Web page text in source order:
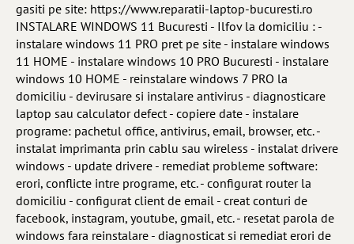
gasiti pe site: https://www.reparatii-laptop-bucuresti.ro
INSTALARE WINDOWS 11 Bucuresti - Ilfov la domiciliu : -
instalare windows 11 PRO pret pe site - instalare windows
11 HOME - instalare windows 10 PRO Bucuresti - instalare
windows 10 HOME - reinstalare windows 7 PRO la
domiciliu - devirusare si instalare antivirus - diagnosticare
laptop sau calculator defect - copiere date - instalare
programe: pachetul office, antivirus, email, browser, etc. -
instalat imprimanta prin cablu sau wireless - instalat drivere
windows - update drivere - remediat probleme software:
erori, conflicte intre programe, etc. - configurat router la
domiciliu - configurat client de email - creat conturi de
facebook, instagram, youtube, gmail, etc. - resetat parola de
windows fara reinstalare - diagnosticat si remediat erori de